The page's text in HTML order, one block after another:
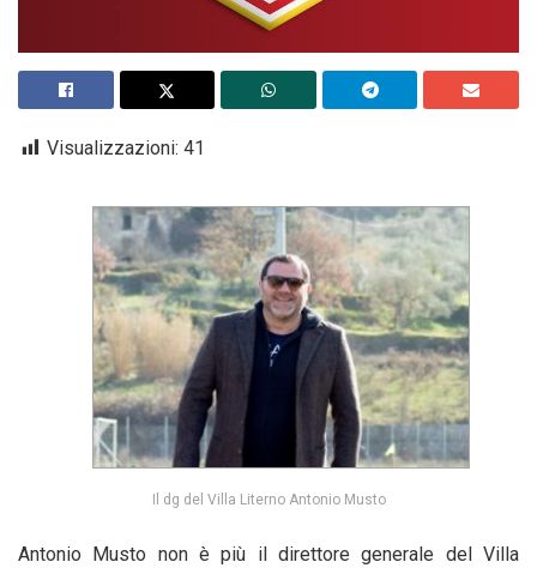
Visualizzazioni: 41
Il dg del Villa Literno Antonio Musto
Antonio Musto non è più il direttore generale del Villa